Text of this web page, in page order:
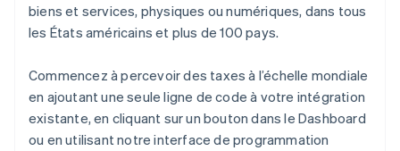
biens et services, physiques ou numériques, dans tous
les États américains et plus de 100 pays.
Commencez à percevoir des taxes à l’échelle mondiale
en ajoutant une seule ligne de code à votre intégration
existante, en cliquant sur un bouton dans le Dashboard
ou en utilisant notre interface de programmation